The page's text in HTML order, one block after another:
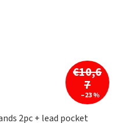
€10,6
7
–23 %
2pc + lead pocket